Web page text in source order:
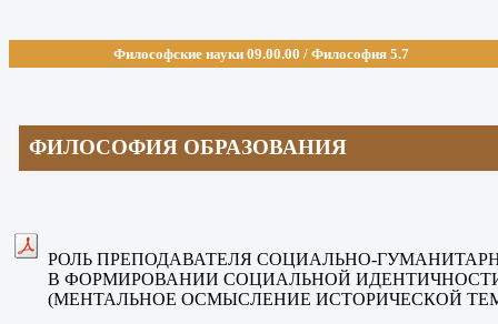
Философские науки 09.00.00 / Философия 5.7
ФИЛОСОФИЯ ОБРАЗОВАНИЯ
РОЛЬ ПРЕПОДАВАТЕЛЯ СОЦИАЛЬНО-
В ФОРМИРОВАНИИ СОЦИАЛЬНОЙ
(МЕНТАЛЬНОЕ ОСМЫСЛЕНИЕ ИСТОРИЧЕСКОЙ